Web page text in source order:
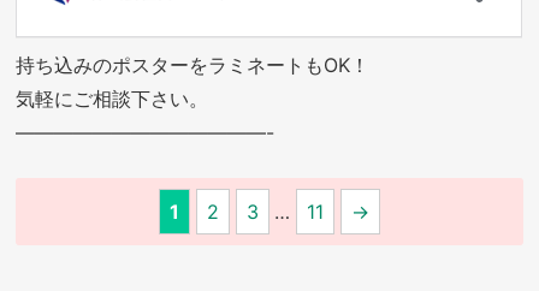
持ち込みのポスターをラミネートもOK！
気軽にご相談下さい。
—————————————-
1 2 3 … 11 →